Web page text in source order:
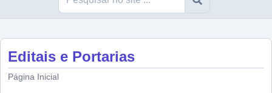
Editais e Portarias
Página Inicial